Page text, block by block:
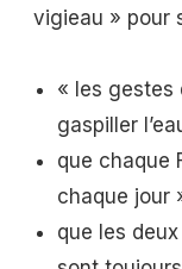
vigieau » pour
« les gestes
gaspiller
que chaque
chaque jour
que les